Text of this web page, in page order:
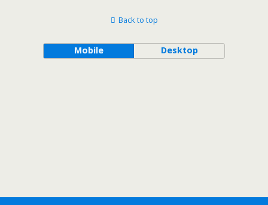
Back to top
Mobile Desktop